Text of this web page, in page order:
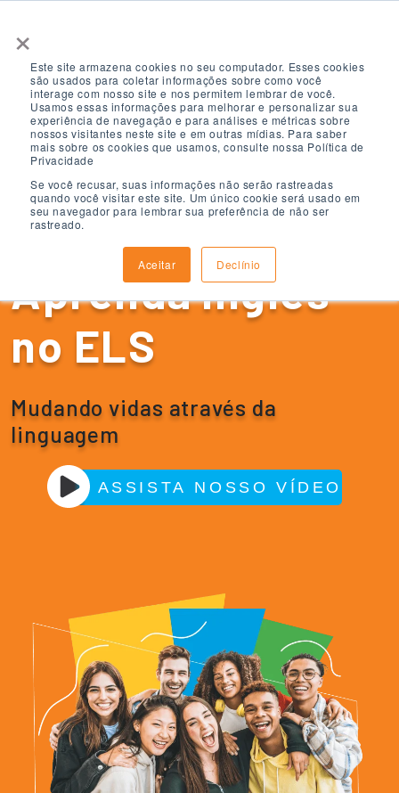
×
Este site armazena cookies no seu computador. Esses cookies
são usados ​​para coletar informações sobre como você
interage com nosso site e nos permitem lembrar de você.
Usamos essas informações para melhorar e personalizar sua
experiência de navegação e para análises e métricas sobre
nossos visitantes neste site e em outras mídias. Para saber
mais sobre os cookies que usamos, consulte nossa Política de
Privacidade
Se você recusar, suas informações não serão rastreadas
quando você visitar este site. Um único cookie será usado em
seu navegador para lembrar sua preferência de não ser
rastreado.
Aceitar Declínio
Aprenda inglês
no ELS
Mudando vidas através da
linguagem
ASSISTA NOSSO VÍDEO